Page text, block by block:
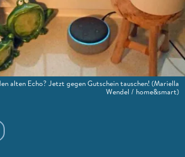
alten Echo? Jetzt gegen Gutschein tauschen!(Mariella
Wendel / home&smart)